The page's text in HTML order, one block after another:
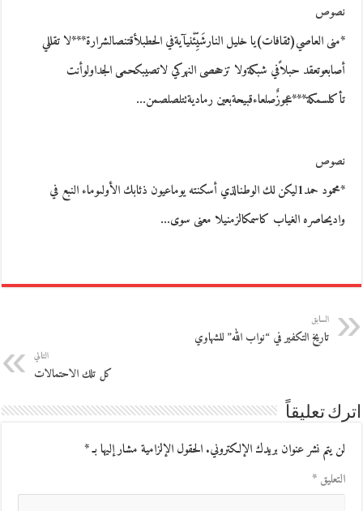
نصوص
*منى العاصي(ثقافات)يا خليل النارشَيِّئْنيآيةفي الحطبلأقتنصالشرارة***لا تقللي
أصابعوتعقد حبلاًفي شبكةولا تزححصى النهركي لاتصيبكحمى الجداولوأنت
تأكلسمكة***عجوزٌصلعاءقبيحةبعين رماديةتتلصلصمن…
نصوص
*محمود حمد1ليكن لك الوطنالذي أسكنته يوماعيون ذئابك الأولىوماء النبع في
واديحاصره الغياب كاسمكالزمنيلا معنى سوى…
السابق
تاريخ التكفير في “نواب الله” للشهاوي
التالي
كل تلك الاحتمالات
اترك تعليقاً
لن يتم نشر عنوان بريدك الإلكتروني.الحقول الإلزامية مشار إليها بـ*
التعليق*